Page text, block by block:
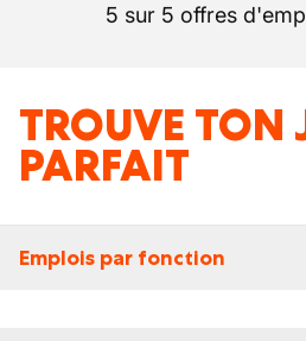
5 sur 5 offres
TROUVE TON
PARFAIT
Emplois par fonction